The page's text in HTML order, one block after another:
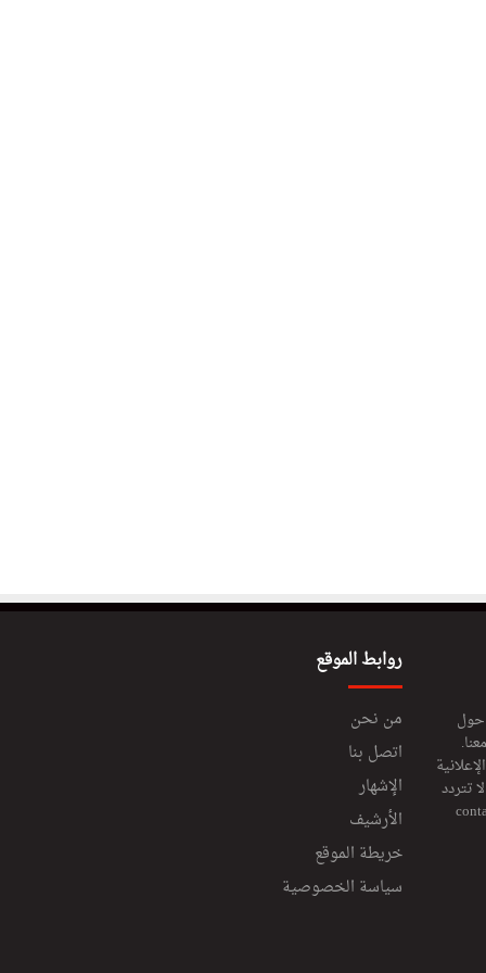
حول
تتردد
روابط الموقع
من نحن
اتصل بنا
الإشهار
الأرشيف
خريطة الموقع
سياسة الخصوصية